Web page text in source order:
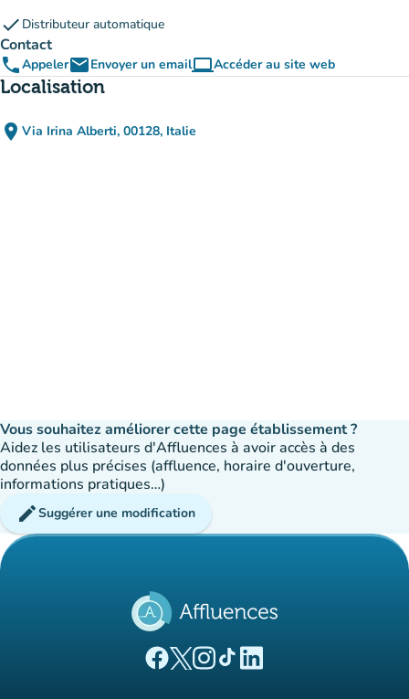
check Distributeur automatique
Contact
phoneAppeleremailEnvoyer un emailcomputerAccéder au site web
(nouvel onglet)
Localisation
place Via Irina Alberti, 00128, Italie
(ouvrir dans Google Maps)
(nouvel onglet)
Vous souhaitez améliorer cette page établissement ?
Aidez les utilisateurs d'Affluences à avoir accès à des
données plus précises (affluence, horaire d'ouverture,
informations pratiques…)
editSuggérer une modification
(nouvel onglet)
(nouvel onglet)
(nouvel onglet)
(nouvel onglet)